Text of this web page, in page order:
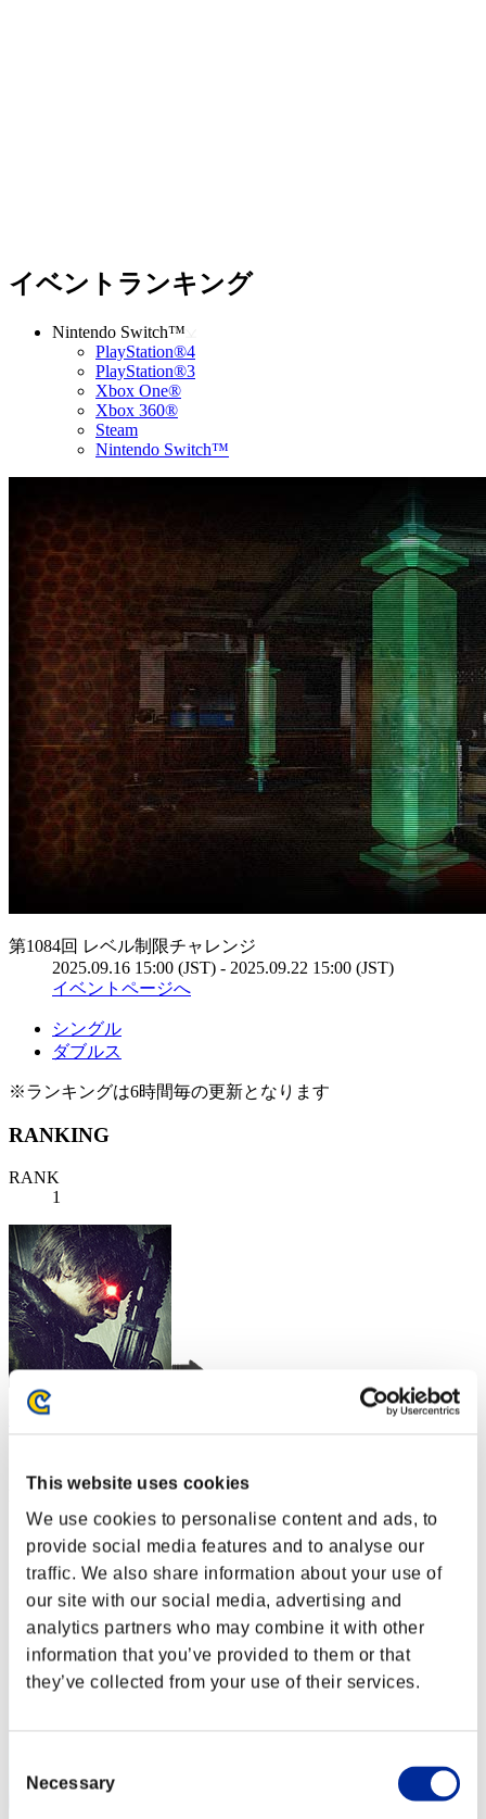
This website uses cookies
We use cookies to personalise content and ads, to
provide social media features and to analyse our
traffic. We also share information about your use of
our site with our social media, advertising and
analytics partners who may combine it with other
information that you’ve provided to them or that
they’ve collected from your use of their services.
Selection
Necessary
イベントランキング
Nintendo Switch™
PlayStation®4
PlayStation®3
Xbox One®
Xbox 360®
Steam
Nintendo Switch™
第1084回 レベル制限チャレンジ
2025.09.16 15:00 (JST) - 2025.09.22 15:00 (JST)
イベントページへ
シングル
ダブルス
※ランキングは6時間毎の更新となります
RANKING
RANK
1
crimson butterfly
RANK
2